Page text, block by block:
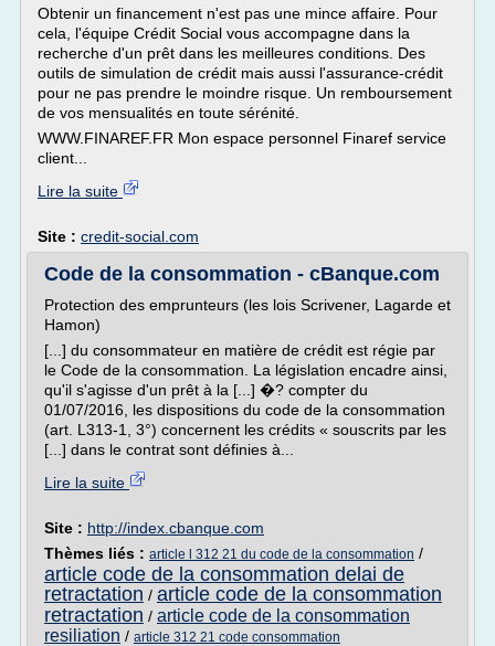
Obtenir un financement n'est pas une mince affaire. Pour
cela, l'équipe Crédit Social vous accompagne dans la
recherche d'un prêt dans les meilleures conditions. Des
outils de simulation de crédit mais aussi l'assurance-crédit
pour ne pas prendre le moindre risque. Un remboursement
de vos mensualités en toute sérénité.
WWW.FINAREF.FR Mon espace personnel Finaref service
client...
Lire la suite
Site : credit-social.com
Code de la consommation - cBanque.com
Protection des emprunteurs (les lois Scrivener, Lagarde et
Hamon)
[...] du consommateur en matière de crédit est régie par
le Code de la consommation. La législation encadre ainsi,
qu'il s'agisse d'un prêt à la [...] �? compter du
01/07/2016, les dispositions du code de la consommation
(art. L313-1, 3°) concernent les crédits « souscrits par les
[...] dans le contrat sont définies à...
Lire la suite
Site : http://index.cbanque.com
Thèmes liés : article l 312 21 du code de la consommation /
article code de la consommation delai de
retractation / article code de la consommation
retractation / article code de la consommation
resiliation / article 312 21 code consommation